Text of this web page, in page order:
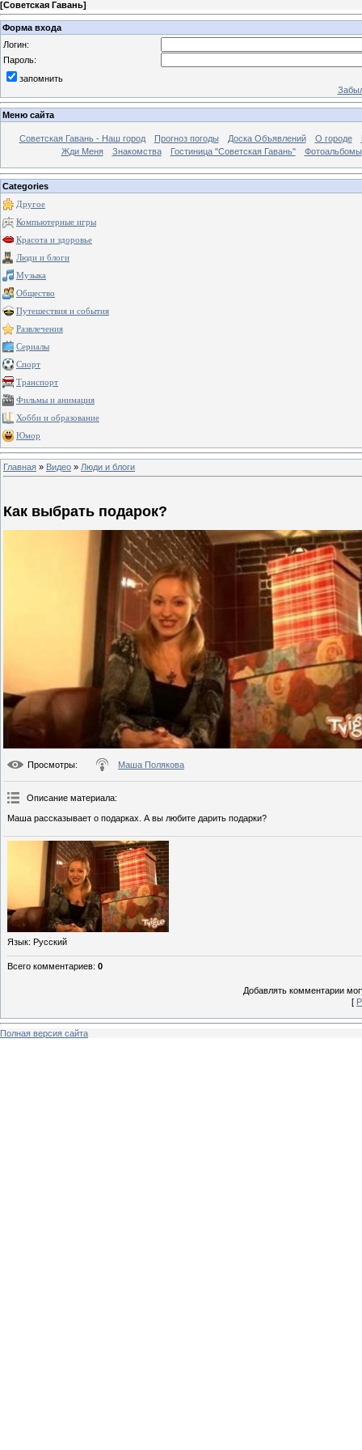
[Советская Гавань]
Форма входа
Логин:
Пароль:
запомнить
Меню сайта
Советская Гавань - Наш город Прогноз погоды Доска Объявлений О городе
Жди Меня
Знакомства Гостиница "Советская Гавань" Фотоальбомы
Categories
Другое
Компьютерные игры
Красота и здоровье
Люди и блоги
Музыка
Общество
Путешествия и события
Развлечения
Сериалы
Спорт
Транспорт
Фильмы и анимация
Хобби и образование
Юмор
Главная » Видео » Люди и блоги
Как выбрать подарок?
Просмотры: Маша Полякова
Описание материала:
Маша рассказывает о подарках. А вы любите дарить подарки?
Язык: Русский
Всего комментариев: 0
Добавлять комментарии
[
Полная версия сайта